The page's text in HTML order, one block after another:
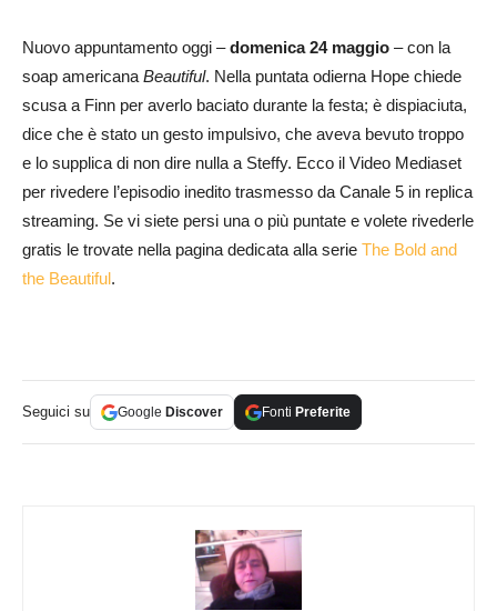
Nuovo appuntamento oggi –domenica 24 maggio – con la
soap americanaBeautiful. Nella puntata odierna Hope chiede
scusa a Finn per averlo baciato durante la festa; è dispiaciuta,
dice che è stato un gesto impulsivo, che aveva bevuto troppo
e lo supplica di non dire nulla a Steffy. Ecco il Video Mediaset
per rivedere l’episodio inedito trasmesso da Canale 5 in replica
streaming. Se vi siete persi una o più puntate e volete rivederle
gratis le trovate nella pagina dedicata alla serie The Bold and
the Beautiful .
Seguici su Google Discover Fonti Preferite